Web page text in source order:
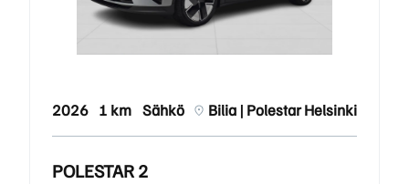
2026 1 km Sähkö Bilia | Polestar Helsinki
POLESTAR 2